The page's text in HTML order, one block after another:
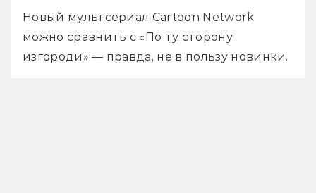
Новый мультсериал Cartoon Network
можно сравнить с «По ту сторону
изгороди» — правда, не в пользу новинки.